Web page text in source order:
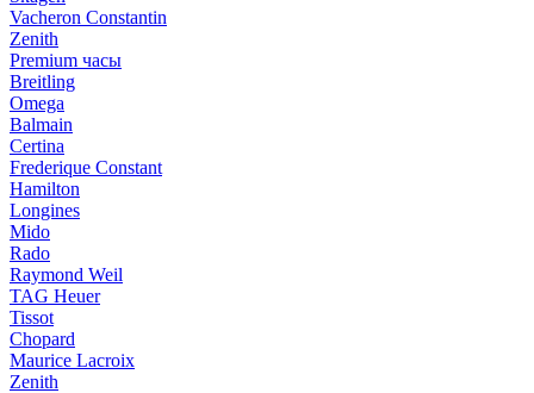
Vacheron Constantin
Zenith
Premium часы
Breitling
Omega
Balmain
Certina
Frederique Constant
Hamilton
Longines
Mido
Rado
Raymond Weil
TAG Heuer
Tissot
Chopard
Maurice Lacroix
Zenith